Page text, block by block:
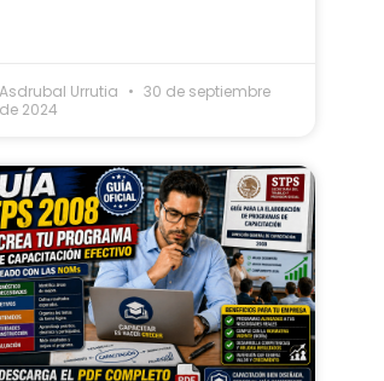
Asdrubal Urrutia
30 de septiembre
de 2024